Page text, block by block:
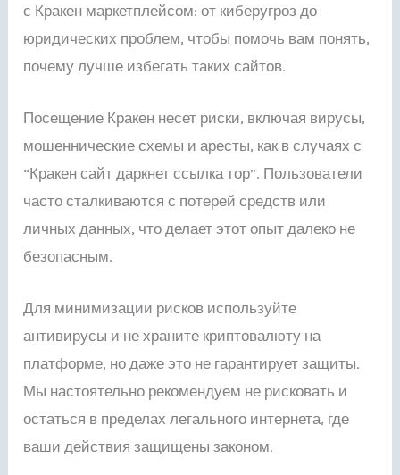
с Кракен маркетплейсом: от киберугроз до
юридических проблем, чтобы помочь вам понять,
почему лучше избегать таких сайтов.
Посещение Кракен несет риски, включая вирусы,
мошеннические схемы и аресты, как в случаях с
“Кракен сайт даркнет ссылка тор”. Пользователи
часто сталкиваются с потерей средств или
личных данных, что делает этот опыт далеко не
безопасным.
Для минимизации рисков используйте
антивирусы и не храните криптовалюту на
платформе, но даже это не гарантирует защиты.
Мы настоятельно рекомендуем не рисковать и
остаться в пределах легального интернета, где
ваши действия защищены законом.